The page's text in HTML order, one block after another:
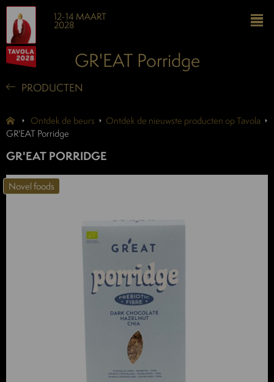
12-14 MAART
2028
GR'EAT Porridge
PRODUCTEN
Ontdek de beurs
Ontdek de nieuwste producten op Tavola
GR'EAT Porridge
GR'EAT PORRIDGE
Novel foods